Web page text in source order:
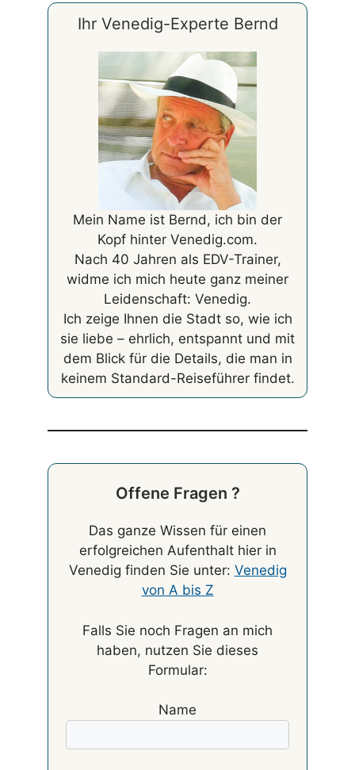
Ihr Venedig-Experte Bernd
Mein Name ist Bernd, ich bin der
Kopf hinter Venedig.com.
Nach 40 Jahren als EDV-Trainer,
widme ich mich heute ganz meiner
Leidenschaft: Venedig.
Ich zeige Ihnen die Stadt so, wie ich
sie liebe – ehrlich, entspannt und mit
dem Blick für die Details, die man in
keinem Standard-Reiseführer findet.
Offene Fragen ?
Das ganze Wissen für einen
erfolgreichen Aufenthalt hier in
Venedig finden Sie unter: Venedig
von A bis Z
Falls Sie noch Fragen an mich
haben, nutzen Sie dieses
Formular:
Name